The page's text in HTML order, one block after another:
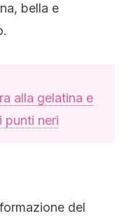
bella e
alla gelatina e
punti neri
del